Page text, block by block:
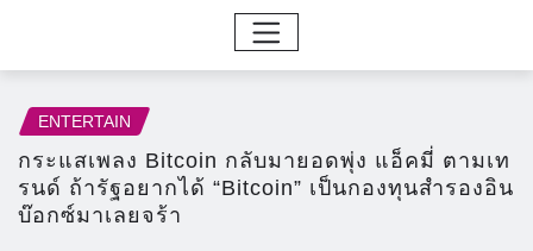
ENTERTAIN
กระแสเพลง Bitcoin กลับมายอดพุ่ง แอ็คมี่ ตามเท
รนด์ ถ้ารัฐอยากได้ “Bitcoin” เป็นกองทุนสำรองอิน
บ๊อกซ์มาเลยจร้า